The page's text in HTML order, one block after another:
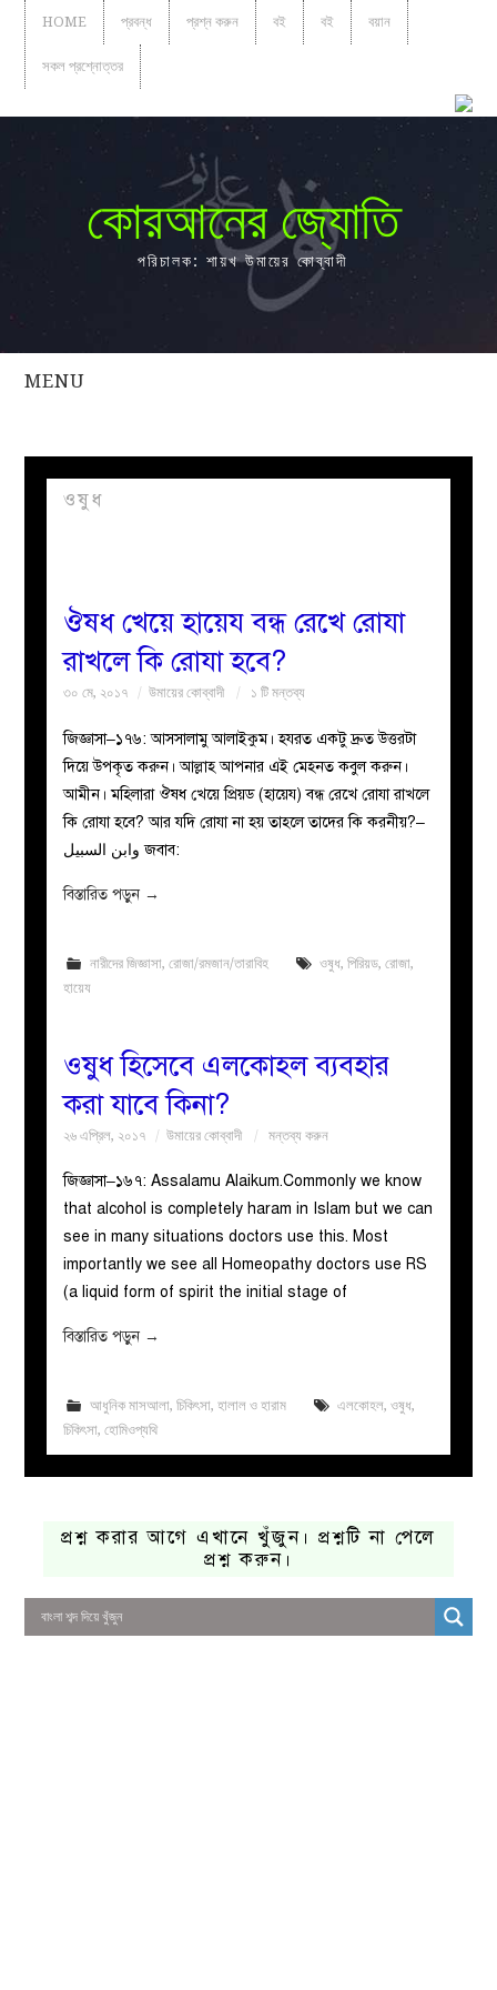
HOME প্রবন্ধ প্রশ্ন করুন বই বই বয়ান
সকল প্রশ্নোত্তর
কোরআনের জ্যোতি
পরিচালক: শায়খ উমায়ের কোব্বাদী
MENU
সকল
প্রবন্ধ
নারীদের
পাতা
মজলিস
প্রশ্ন
করুন
ওষুধ
ঔষধ খেয়ে হায়েয বন্ধ রেখে রোযা
রাখলে কি রোযা হবে?
৩০ মে, ২০১৭ উমায়ের কোব্বাদী ১ টি মন্তব্য
জিজ্ঞাসা–১৭৬: আসসালামু আলাইকুম। হযরত একটু দ্রুত উত্তরটা
দিয়ে উপকৃত করুন। আল্লাহ আপনার এই মেহনত কবুল করুন।
আমীন। মহিলারা ঔষধ খেয়ে প্রিয়ড (হায়েয) বন্ধ রেখে রোযা রাখলে
কি রোযা হবে? আর যদি রোযা না হয় তাহলে তাদের কি করনীয়?–
وابن السبيل জবাব:
বিস্তারিত পড়ুন →
নারীদের জিজ্ঞাসা, রোজা/রমজান/তারাবিহ ওষুধ, পিরিয়ড, রোজা,
হায়েয
ওষুধ হিসেবে এলকোহল ব্যবহার
করা যাবে কিনা?
২৬ এপ্রিল, ২০১৭ উমায়ের কোব্বাদী মন্তব্য করুন
জিজ্ঞাসা–১৬৭: Assalamu Alaikum.Commonly we know
that alcohol is completely haram in Islam but we can
see in many situations doctors use this. Most
importantly we see all Homeopathy doctors use RS
(a liquid form of spirit the initial stage of
বিস্তারিত পড়ুন →
আধুনিক মাসআলা, চিকিৎসা, হালাল ও হারাম এলকোহল, ওষুধ,
চিকিৎসা,হোমিওপ্যথি
প্রশ্ন করার আগে এখানে খুঁজুন। প্রশ্নটি না পেলে
প্রশ্ন করুন।